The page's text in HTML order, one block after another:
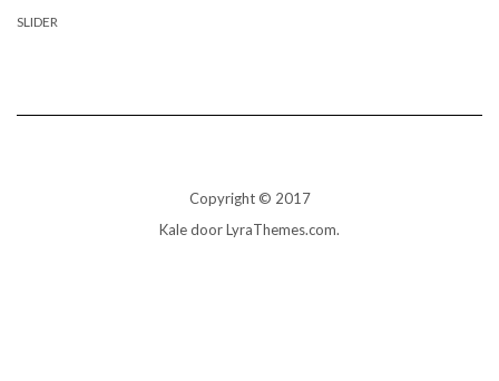
SLIDER
Copyright © 2017
Kaledoor LyraThemes.com.